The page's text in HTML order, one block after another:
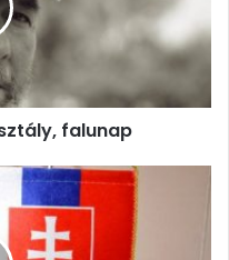
falunap